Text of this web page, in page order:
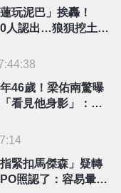
玩泥巴」挨轟！
0人認出…狼狽挖土畫
46歲！梁佑南驚曝
看見他身影」：對
緊扣馬傑森」疑轉
照認了：容易暈…